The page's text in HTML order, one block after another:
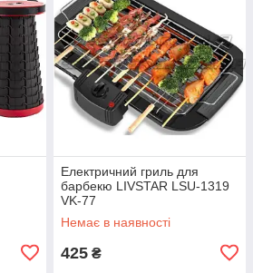
Електричний гриль для
барбекю LIVSTAR LSU-1319
VK-77
Немає в наявності
425 ₴